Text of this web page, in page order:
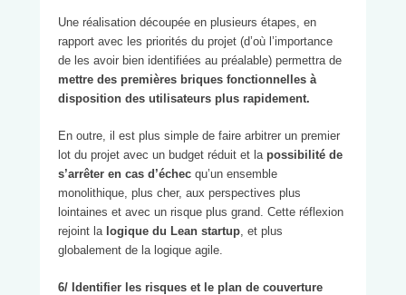
Une réalisation découpée en plusieurs étapes, en
rapport avec les priorités du projet (d’où l’importance
de les avoir bien identifiées au préalable) permettra de
mettre des premières briques fonctionnelles à
disposition des utilisateurs plus rapidement.
En outre, il est plus simple de faire arbitrer un premier
lot du projet avec un budget réduit et la possibilité de
s’arrêter en cas d’échec qu’un ensemble
monolithique, plus cher, aux perspectives plus
lointaines et avec un risque plus grand. Cette réflexion
rejoint la logique du Lean startup, et plus
globalement de la logique agile.
6/ Identifier les risques et le plan de couverture